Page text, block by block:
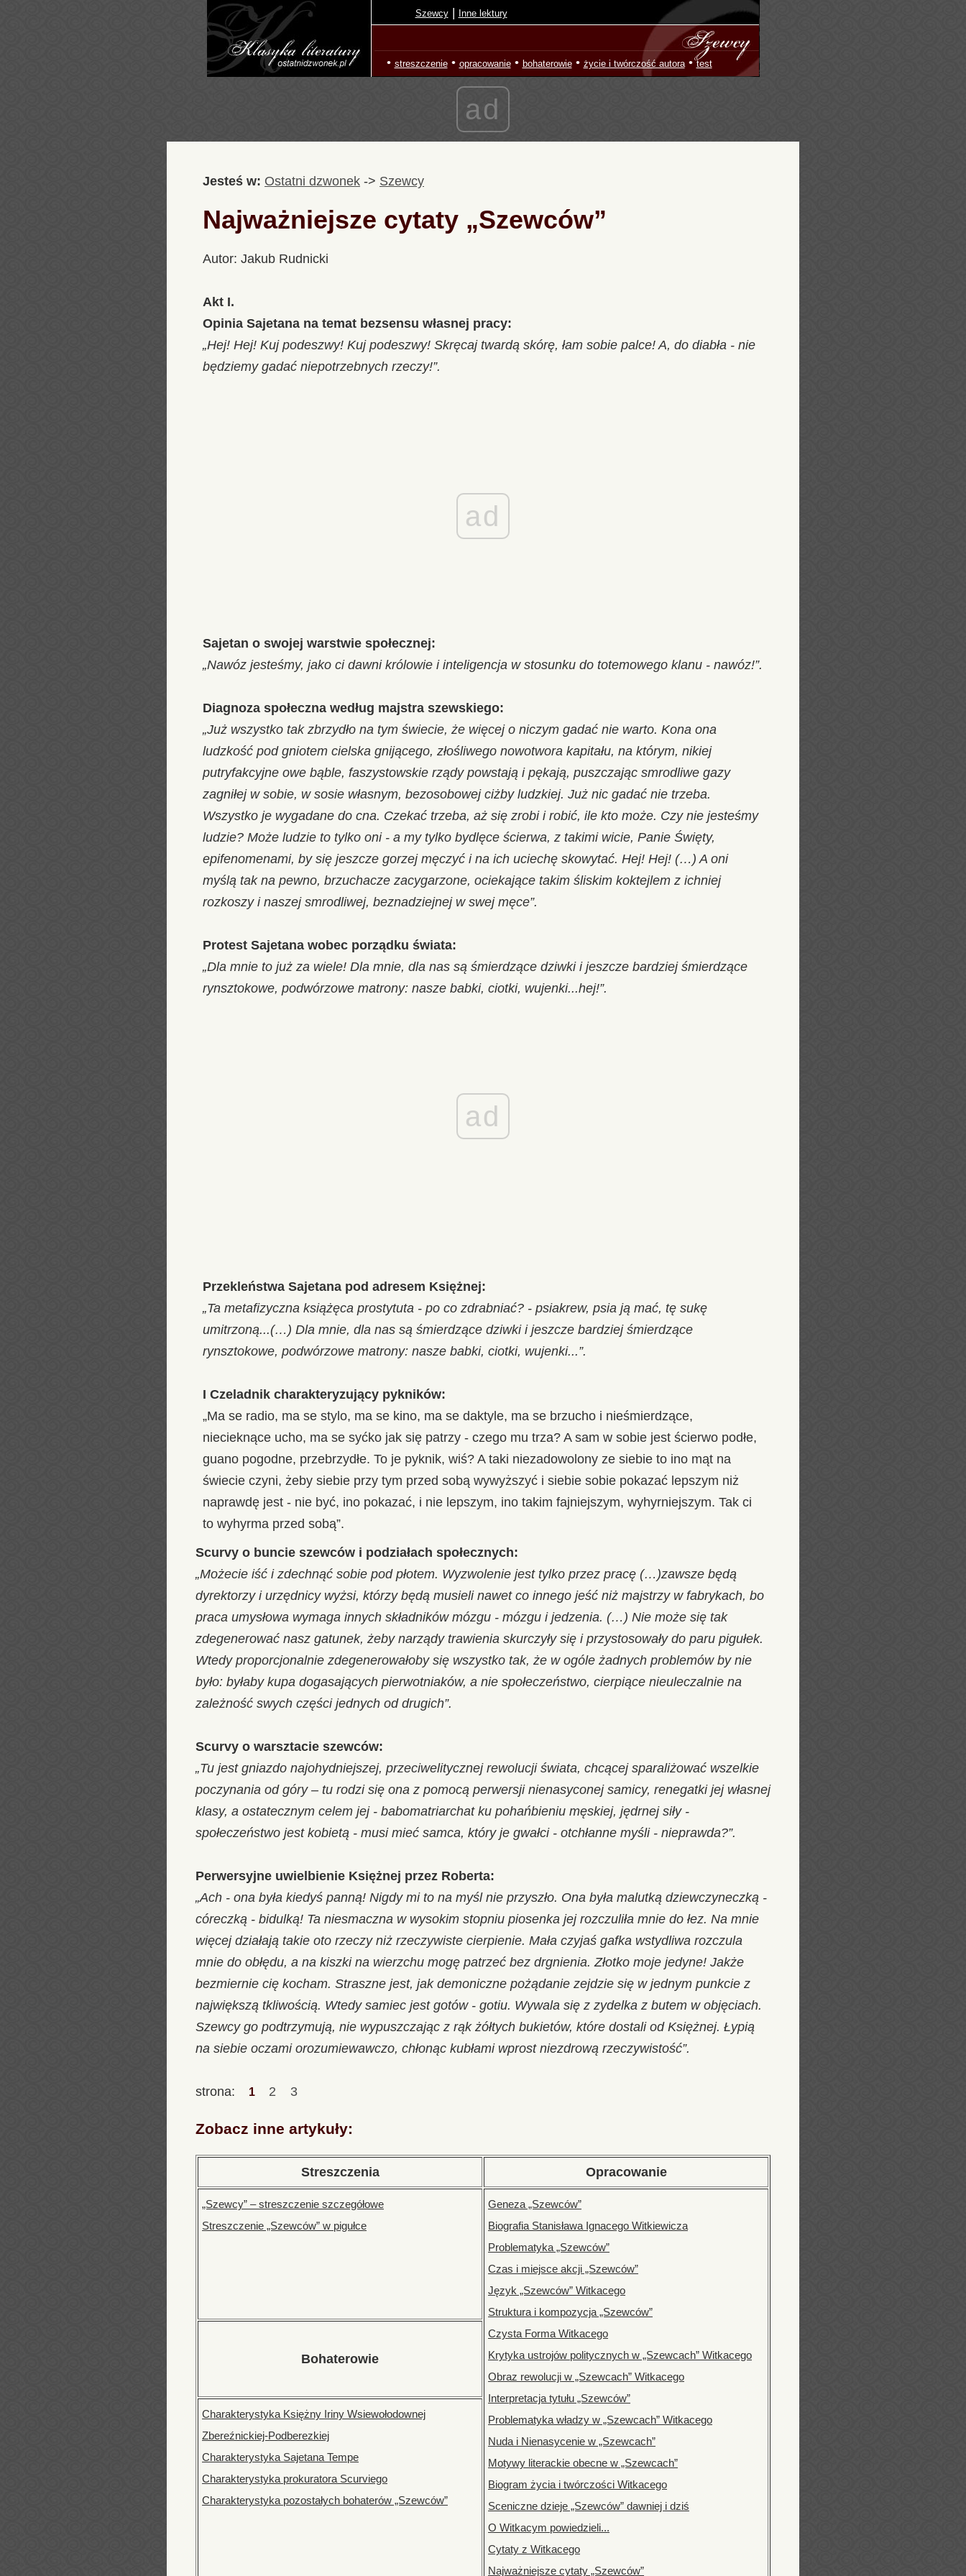
Szewcy | Inne lektury
• streszczenie• opracowanie• bohaterowie• życie i twórczość autora•test
ad
Jesteś w: Ostatni dzwonek -> Szewcy
Najważniejsze cytaty „Szewców”
Autor: Jakub Rudnicki
Akt I.
Opinia Sajetana na temat bezsensu własnej pracy:
„Hej! Hej! Kuj podeszwy! Kuj podeszwy! Skręcaj twardą skórę, łam sobie palce! A, do diabła - nie
będziemy gadać niepotrzebnych rzeczy!”.
ad
Sajetan o swojej warstwie społecznej:
„Nawóz jesteśmy, jako ci dawni królowie i inteligencja w stosunku do totemowego klanu - nawóz!”.
Diagnoza społeczna według majstra szewskiego:
„Już wszystko tak zbrzydło na tym świecie, że więcej o niczym gadać nie warto. Kona ona
ludzkość pod gniotem cielska gnijącego, złośliwego nowotwora kapitału, na którym, nikiej
putryfakcyjne owe bąble, faszystowskie rządy powstają i pękają, puszczając smrodliwe gazy
zagniłej w sobie, w sosie własnym, bezosobowej ciżby ludzkiej. Już nic gadać nie trzeba.
Wszystko je wygadane do cna. Czekać trzeba, aż się zrobi i robić, ile kto może. Czy nie jesteśmy
ludzie? Może ludzie to tylko oni - a my tylko bydlęce ścierwa, z takimi wicie, Panie Święty,
epifenomenami, by się jeszcze gorzej męczyć i na ich uciechę skowytać. Hej! Hej! (…) A oni
myślą tak na pewno, brzuchacze zacygarzone, ociekające takim śliskim koktejlem z ichniej
rozkoszy i naszej smrodliwej, beznadziejnej w swej męce”.
Protest Sajetana wobec porządku świata:
„Dla mnie to już za wiele! Dla mnie, dla nas są śmierdzące dziwki i jeszcze bardziej śmierdzące
rynsztokowe, podwórzowe matrony: nasze babki, ciotki, wujenki...hej!”.
ad
Przekleństwa Sajetana pod adresem Księżnej:
„Ta metafizyczna książęca prostytuta - po co zdrabniać? - psiakrew, psia ją mać, tę sukę
umitrzoną...(…) Dla mnie, dla nas są śmierdzące dziwki i jeszcze bardziej śmierdzące
rynsztokowe, podwórzowe matrony: nasze babki, ciotki, wujenki...”.
I Czeladnik charakteryzujący pykników:
„Ma se radio, ma se stylo, ma se kino, ma se daktyle, ma se brzucho i nieśmierdzące,
niecieknące ucho, ma se syćko jak się patrzy - czego mu trza? A sam w sobie jest ścierwo podłe,
guano pogodne, przebrzydłe. To je pyknik, wiś? A taki niezadowolony ze siebie to ino mąt na
świecie czyni, żeby siebie przy tym przed sobą wywyższyć i siebie sobie pokazać lepszym niż
naprawdę jest - nie być, ino pokazać, i nie lepszym, ino takim fajniejszym, wyhyrniejszym. Tak ci
to wyhyrma przed sobą”.
Scurvy o buncie szewców i podziałach społecznych:
„Możecie iść i zdechnąć sobie pod płotem. Wyzwolenie jest tylko przez pracę (…)zawsze będą
dyrektorzy i urzędnicy wyżsi, którzy będą musieli nawet co innego jeść niż majstrzy w fabrykach, bo
praca umysłowa wymaga innych składników mózgu - mózgu i jedzenia. (…) Nie może się tak
zdegenerować nasz gatunek, żeby narządy trawienia skurczyły się i przystosowały do paru pigułek.
Wtedy proporcjonalnie zdegenerowałoby się wszystko tak, że w ogóle żadnych problemów by nie
było: byłaby kupa dogasających pierwotniaków, a nie społeczeństwo, cierpiące nieuleczalnie na
zależność swych części jednych od drugich”.
Scurvy o warsztacie szewców:
„Tu jest gniazdo najohydniejszej, przeciwelitycznej rewolucji świata, chcącej sparaliżować wszelkie
poczynania od góry – tu rodzi się ona z pomocą perwersji nienasyconej samicy, renegatki jej własnej
klasy, a ostatecznym celem jej - babomatriarchat ku pohańbieniu męskiej, jędrnej siły -
społeczeństwo jest kobietą - musi mieć samca, który je gwałci - otchłanne myśli - nieprawda?”.
Perwersyjne uwielbienie Księżnej przez Roberta:
„Ach - ona była kiedyś panną! Nigdy mi to na myśl nie przyszło. Ona była malutką dziewczyneczką -
córeczką - bidulką! Ta niesmaczna w wysokim stopniu piosenka jej rozczuliła mnie do łez. Na mnie
więcej działają takie oto rzeczy niż rzeczywiste cierpienie. Mała czyjaś gafka wstydliwa rozczula
mnie do obłędu, a na kiszki na wierzchu mogę patrzeć bez drgnienia. Złotko moje jedyne! Jakże
bezmiernie cię kocham. Straszne jest, jak demoniczne pożądanie zejdzie się w jednym punkcie z
największą tkliwością. Wtedy samiec jest gotów - gotiu. Wywala się z zydelka z butem w objęciach.
Szewcy go podtrzymują, nie wypuszczając z rąk żółtych bukietów, które dostali od Księżnej. Łypią
na siebie oczami orozumiewawczo, chłonąc kubłami wprost niezdrową rzeczywistość”.
strona: 1 2 3
Zobacz inne artykuły:
Streszczenia Opracowanie
„Szewcy” – streszczenie szczegółowe
Streszczenie „Szewców” w pigułce
Geneza „Szewców”
Biografia Stanisława Ignacego Witkiewicza
Problematyka „Szewców”
Czas i miejsce akcji „Szewców”
Język „Szewców” Witkacego
Struktura i kompozycja „Szewców”
Czysta Forma Witkacego
Krytyka ustrojów politycznych w „Szewcach” Witkacego
Obraz rewolucji w „Szewcach” Witkacego
Interpretacja tytułu „Szewców”
Problematyka władzy w „Szewcach” Witkacego
Nuda i Nienasycenie w „Szewcach”
Motywy literackie obecne w „Szewcach”
Biogram życia i twórczości Witkacego
Sceniczne dzieje „Szewców” dawniej i dziś
O Witkacym powiedzieli...
Cytaty z Witkacego
Najważniejsze cytaty „Szewców”
Bohaterowie
Charakterystyka Księżny Iriny Wsiewołodownej
Zbereźnickiej-Podberezkiej
Charakterystyka Sajetana Tempe
Charakterystyka prokuratora Scurviego
Charakterystyka pozostałych bohaterów „Szewców”